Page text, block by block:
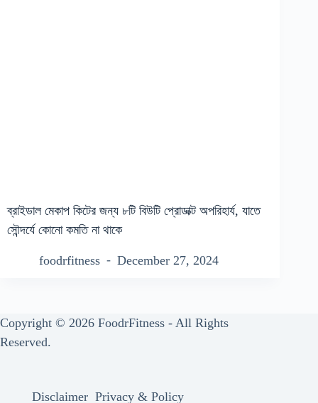
ব্রাইডাল মেকাপ কিটের জন্য ৮টি বিউটি প্রোডাক্ট অপরিহার্য, যাতে
সৌন্দর্যে কোনো কমতি না থাকে
foodrfitness December 27, 2024
Copyright © 2026 FoodrFitness - All Rights
Reserved.
Disclaimer Privacy & Policy